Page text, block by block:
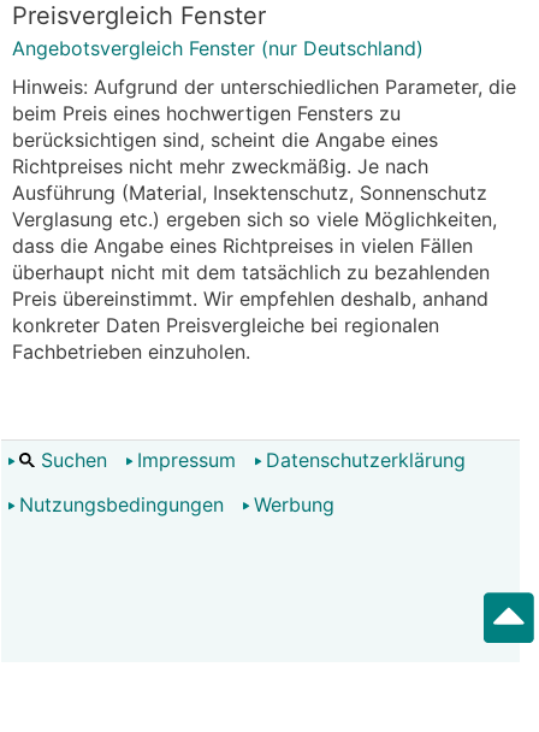
Preisvergleich Fenster
Angebotsvergleich Fenster (nur Deutschland)
Hinweis: Aufgrund der unterschiedlichen Parameter, die
beim Preis eines hochwertigen Fensters zu
berücksichtigen sind, scheint die Angabe eines
Richtpreises nicht mehr zweckmäßig. Je nach
Ausführung (Material, Insektenschutz, Sonnenschutz
Verglasung etc.) ergeben sich so viele Möglichkeiten,
dass die Angabe eines Richtpreises in vielen Fällen
überhaupt nicht mit dem tatsächlich zu bezahlenden
Preis übereinstimmt. Wir empfehlen deshalb, anhand
konkreter Daten Preisvergleiche bei regionalen
Fachbetrieben einzuholen.
Suchen Impressum
Datenschutzerklärung
Nutzungsbedingungen
Werbung